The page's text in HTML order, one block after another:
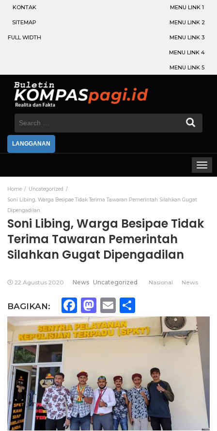
KONTAK
SITEMAP
FULL WIDTH
MENU LINK 1
MENU LINK 2
MENU LINK 3
MENU LINK 4
MENU LINK 5
Search
LANGGANAN
Home
Uncategorized
Soni Libing, Warga Besipae Tidak Terima Tawaran Pemerintah Silahkan Gugat
Dipengadilan
Soni Libing, Warga Besipae Tidak
Terima Tawaran Pemerintah
Silahkan Gugat Dipengadilan
22 Agustus 2020 News Uncategorized Nasional News
BAGIKAN: Facebook
Mastodon
Email